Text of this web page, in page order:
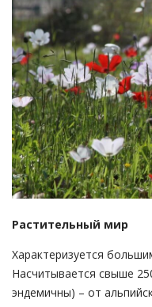
Растительный мир
Характеризуется
Насчитывается свыше
эндемичны) – от